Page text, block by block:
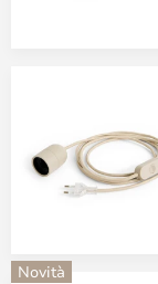
Novità